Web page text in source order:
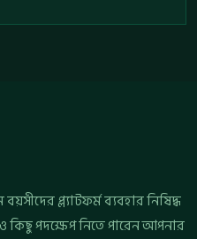
প্ল্যাটফর্ম ব্যবহার নিষিদ্ধ
পদক্ষেপ নিতে পারেন আপনার